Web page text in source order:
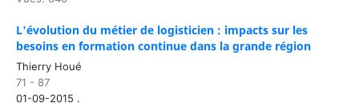
L'évolution du métier de logisticien : impacts sur les
besoins en formation continue dans la grande région
Thierry Houé
71 - 87
01-09-2015 .